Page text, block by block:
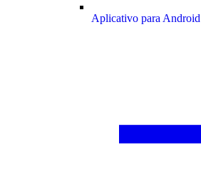
Aplicativo para Android